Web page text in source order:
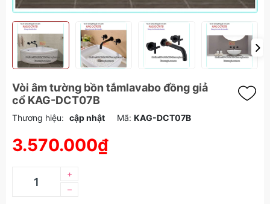
Vòi âm tường bồn tắmlavabo đồng giả
cổ KAG-DCT07B
Thương hiệu: cập nhật Mã: KAG-DCT07B
3.570.000₫
–
+